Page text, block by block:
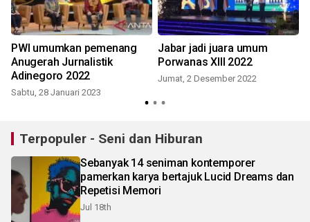
PWI umumkan pemenang
Anugerah Jurnalistik
Adinegoro 2022
Sabtu, 28 Januari 2023
Jabar jadi juara umum
Porwanas XIII 2022
Jumat, 2 Desember 2022
Terpopuler - Seni dan Hiburan
Sebanyak 14 seniman kontemporer
pamerkan karya bertajuk Lucid Dreams dan
Repetisi Memori
Jul 18th